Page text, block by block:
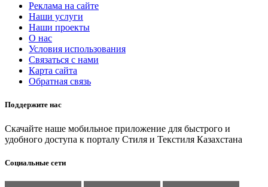
Реклама на сайте
Наши услуги
Наши проекты
О нас
Условия использования
Связаться с нами
Карта сайта
Обратная связь
Поддержите нас
Скачайте наше мобильное приложение для быстрого и
удобного доступа к порталу Стиля и Текстиля Казахстана
Социальные сети